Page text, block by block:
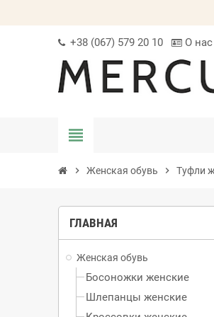
+38 (067) 579 20 10 О нас
view_headline
chevron_right Женская обувь chevron_right Туфли
ГЛАВНАЯ
Женская обувь
Босоножки женские
Шлепанцы женские